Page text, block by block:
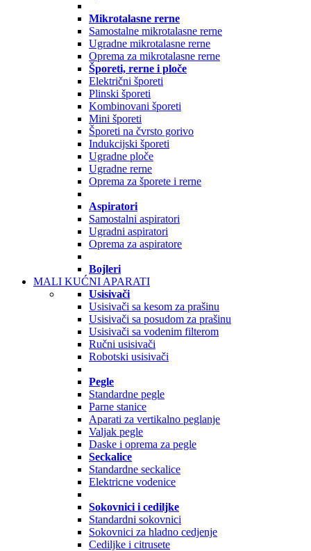
Mikrotalasne rerne
Samostalne mikrotalasne rerne
Ugradne mikrotalasne rerne
Oprema za mikrotalasne rerne
Šporeti, rerne i ploče
Električni šporeti
Plinski šporeti
Kombinovani šporeti
Mini šporeti
Šporeti na čvrsto gorivo
Indukcijski šporeti
Ugradne ploče
Ugradne rerne
Oprema za šporete i rerne
Aspiratori
Samostalni aspiratori
Ugradni aspiratori
Oprema za aspiratore
Bojleri
MALI KUĆNI APARATI
Usisivači
Usisivači sa kesom za prašinu
Usisivači sa posudom za prašinu
Usisivači sa vodenim filterom
Ručni usisivači
Robotski usisivači
Pegle
Standardne pegle
Parne stanice
Aparati za vertikalno peglanje
Valjak pegle
Daske i oprema za pegle
Seckalice
Standardne seckalice
Elektricne vodenice
Sokovnici i cediljke
Standardni sokovnici
Sokovnici za hladno cedjenje
Cediljke i citrusete